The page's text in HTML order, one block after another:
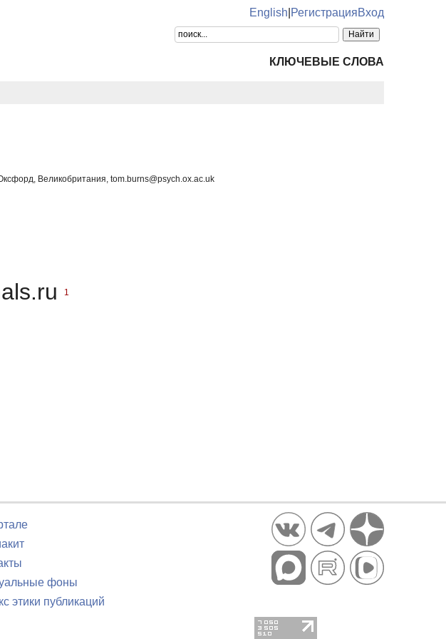
English РегистрацияВход
КЛЮЧЕВЫЕ СЛОВА
Великобритания, tom.burns@psych.ox.ac.uk
1
фоны
этики публикаций